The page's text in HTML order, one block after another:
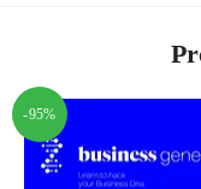
-95%